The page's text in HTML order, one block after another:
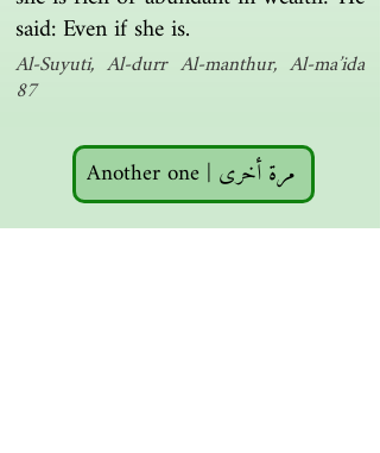
said: Even if she is.
Al-Suyuti, Al-durr Al-manthur, Al-ma’ida
87
Another one | مرة أخرى